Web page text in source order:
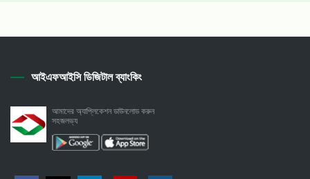
আইএফআইসি ডিজিটাল ব্যাংকিং
আমাদের অ্যাপ্লিকেশন ডাউনলোড করুন
সহজলভ্য